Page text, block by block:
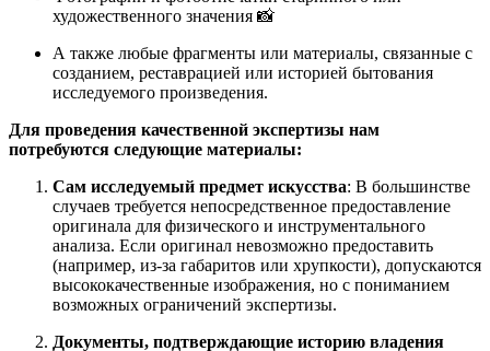
художественного значения 📸
А также любые фрагменты или материалы, связанные с
созданием, реставрацией или историей бытования
исследуемого произведения.
Для проведения качественной экспертизы нам
потребуются следующие материалы:
Сам исследуемый предмет искусства: В большинстве
случаев требуется непосредственное предоставление
оригинала для физического и инструментального
анализа. Если оригинал невозможно предоставить
(например, из-за габаритов или хрупкости), допускаются
высококачественные изображения, но с пониманием
возможных ограничений экспертизы.
Документы, подтверждающие историю владения